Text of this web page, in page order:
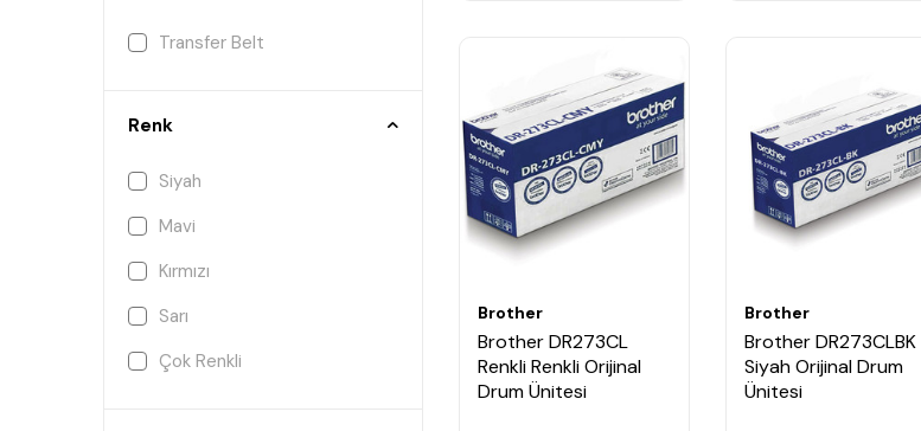
Transfer Belt
Renk
Siyah
Mavi
Kırmızı
Sarı
Çok Renkli
Brother
Brother DR273CL
Renkli Renkli Orijinal
Drum Ünitesi
Brother
Brother DR273CLBK
Siyah Orijinal Drum
Ünitesi